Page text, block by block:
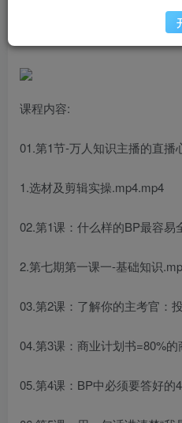
课程内容:
01.第1节-万人知识主播的直播
1.选材及剪辑实操.mp4.mp4
02.第1课：什么样的BP最容易
2.第七期第一课一-基础知识
03.第2课：了解你的主考官：
04.第3课：商业计划书=80%
05.第4课：BP中必须要答好的